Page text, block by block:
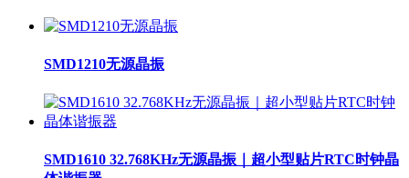
SMD1210无源晶振
SMD1610 32.768KHz无源晶振｜超小型贴片RTC时钟晶